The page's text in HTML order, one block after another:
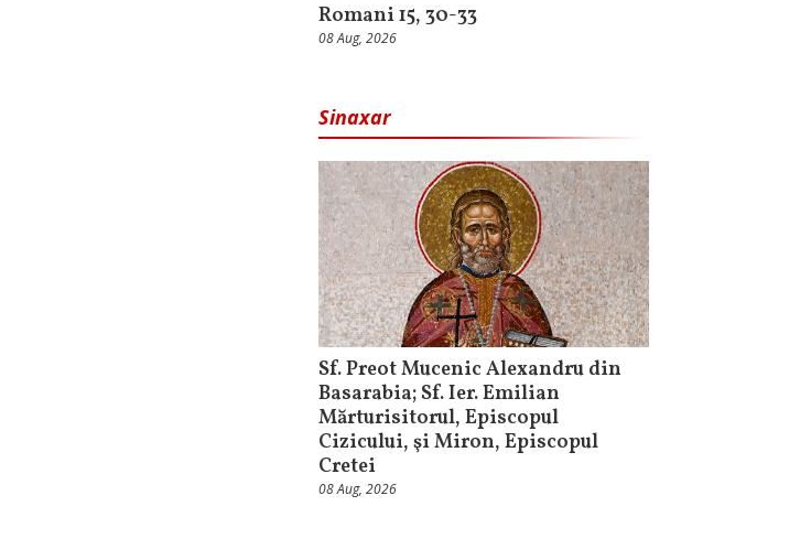
Romani 15, 30-33
08 Aug, 2026
Sinaxar
Sf. Preot Mucenic Alexandru din
Basarabia; Sf. Ier. Emilian
Mărturisitorul, Episcopul
Cizicului, şi Miron, Episcopul
Cretei
08 Aug, 2026